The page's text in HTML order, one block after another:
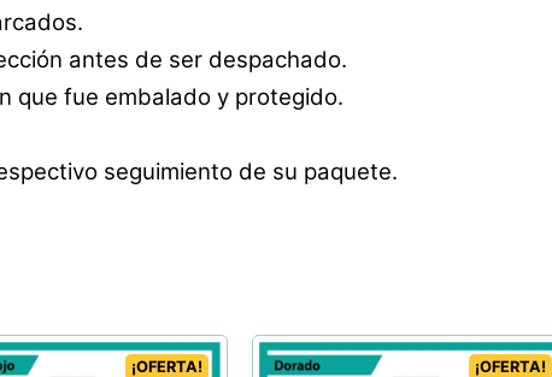
antes de ser despachado.
que fue embalado y protegido.
seguimiento de su paquete.
¡OFERTA! ¡OFERTA!